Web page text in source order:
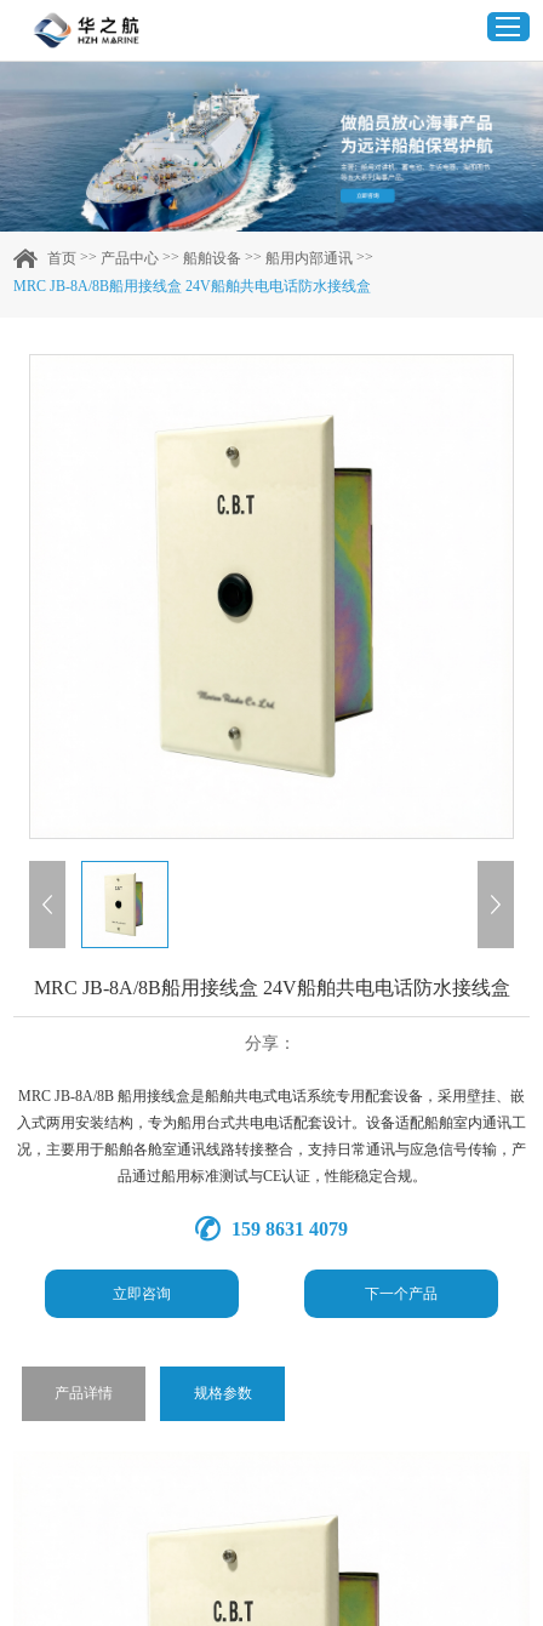
首页
产品中心
企业实力
客户案例
新闻资讯
联系我们
首页 >> 产品中心 >>船舶设备 >>船用内部通讯 >>
MRC JB-8A/8B船用接线盒 24V船舶共电电话防水接线盒
MRC JB-8A/8B船用接线盒 24V船舶共电电话防水接线盒
分享：
MRC JB-8A/8B 船用接线盒是船舶共电式电话系统专用配套设备，采用壁挂、嵌
入式两用安装结构，专为船用台式共电电话配套设计。设备适配船舶室内通讯工
况，主要用于船舶各舱室通讯线路转接整合，支持日常通讯与应急信号传输，产
品通过船用标准测试与CE认证，性能稳定合规。
159 8631 4079
立即咨询 下一个产品
产品详情 规格参数